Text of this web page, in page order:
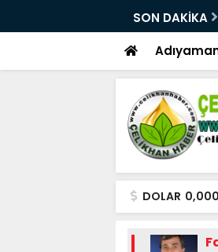
SON DAKİKA
Kez Kapılarını Açıyor
DOLAR